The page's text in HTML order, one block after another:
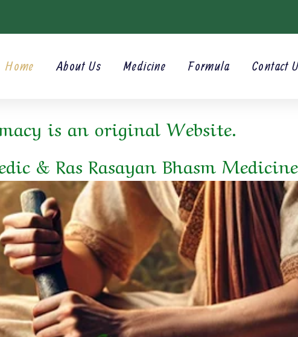
Home About Us Medicine Formula Contact
is an original Website.
& Ras Rasayan Bhasm